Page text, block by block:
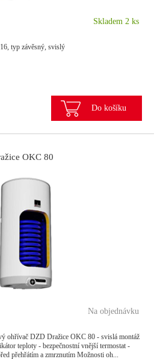
Skladem 2 ks
typ závěsný, svislý
Do košíku
OKC 80
Na objednávku
ohřívač DZD Dražice OKC 80 - svislá montáž
teploty - bezpečnostní vnější termostat -
přehřátím a zmrznutím Možnosti oh...